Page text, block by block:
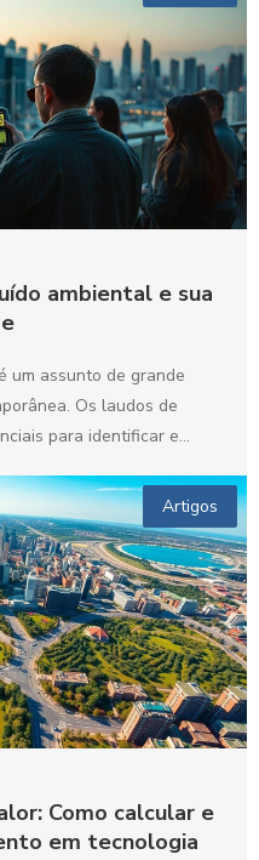
ambiental e sua
um assunto de grande
Os laudos de
para identificar e
Artigos
Como calcular e
em tecnologia